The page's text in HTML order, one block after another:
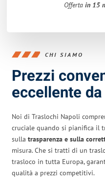
Offerta in 15
CHI SIAMO
Prezzi
eccellente
Noi di Traslochi Napoli
cruciale quando si pianifica il
sulla trasparenza e sulla
misura. Che si tratti di un
trasloco in tutta Europa,
qualità a prezzi competitivi.